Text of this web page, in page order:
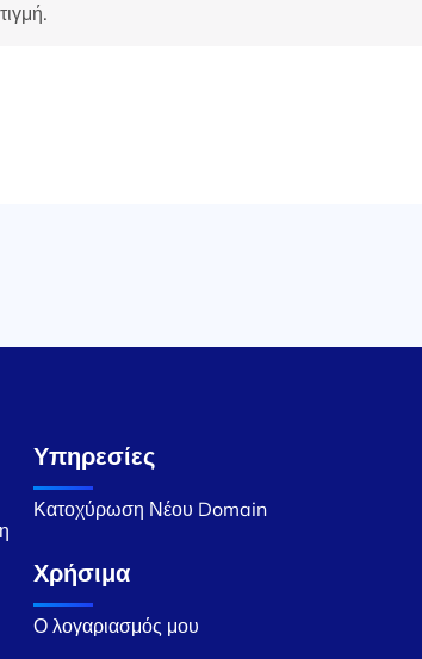
Υπηρεσίες
Κατοχύρωση Νέου Domain
Χρήσιμα
Ο λογαριασμός μου